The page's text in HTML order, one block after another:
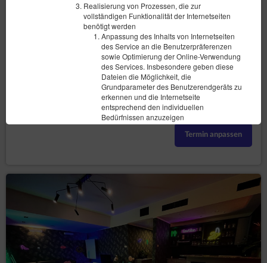
Realisierung von Prozessen, die zur
vollständigen Funktionalität der Internetseiten
benötigt werden
Anpassung des Inhalts von Internetseiten
des Service an die Benutzerpräferenzen
sowie Optimierung der Online-Verwendung
des Services. Insbesondere geben diese
Dateien die Möglichkeit, die
Grundparameter des Benutzerendgeräts zu
erkennen und die Internetseite
entsprechend den individuellen
Bedürfnissen anzuzeigen
Unterstützung von Partnerprogrammen.
Konkret werden auf diese Weise
Weiterleitungen des Benutzers auf
Speicherung des Benutzergebietsschemas
Korrekte Konfiguration der ausgewählten
Funktionen des Services. Im Besonderen
geht es um die Anpassung der
bereitgestellten Informationen unter
Berücksichtigung des Gebietsschemas des
Benutzers
Analyse und Messung der Besucherzahlen
Vorgeschlagener anderer Termin(das Objekt ist im gewählten Termin
16.08.2026 - 20.08.2026 (4 Nächte)
Details
Termin anpassen